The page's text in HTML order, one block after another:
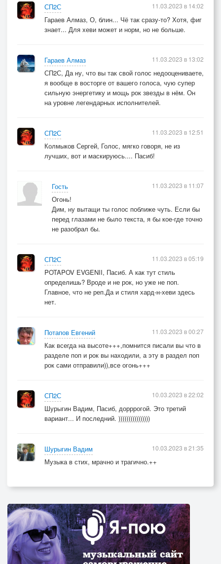
СП2С
Гараев Алмаз, О, блин... Чё так сразу-то? Хотя, фиг
знает... Для хеви может и норм, но не больше.
11.03.2023 в 14:02
Гараев Алмаз
СП2С, Да ну, что вы так свой голос недооцениваете,
я вообще в восторге от вашего голоса, чую супер
сильную энергетику и мощь рок звезды в нём. Он
на уровне легендарных исполнителей.
11.03.2023 в 13:02
СП2С
Колмыков Сергей, Голос, мягко говоря, не из
лучших, вот и маскируюсь.... Пасиб!
11.03.2023 в 12:51
Гость
Огонь!
Дим, ну вытащи ты голос поближе чуть. Если бы
перед глазами не было текста, я бы кое-где точно
не разобрал бы.
11.03.2023 в 11:07
СП2С
POTAPOV EVGENII, Пасиб. А как тут стиль
определишь? Вроде и не рок, но уже не поп.
Главное, что не реп.Да и стиля хард-н-хеви здесь
нет.
11.03.2023 в 05:19
Потапов Евгений
Как всегда на высоте+++,помнится писали вы что в
разделе поп и рок вы находили, а эту в раздел поп
рок сами отправили)),все огонь+++
11.03.2023 в 00:27
СП2С
Шурыгин Вадим, Пасиб, дорррогой. Это третий
вариант... И последний. ))))))))))))))))
10.03.2023 в 22:02
Шурыгин Вадим
Музыка в стих, мрачно и трагично.++
10.03.2023 в 21:35